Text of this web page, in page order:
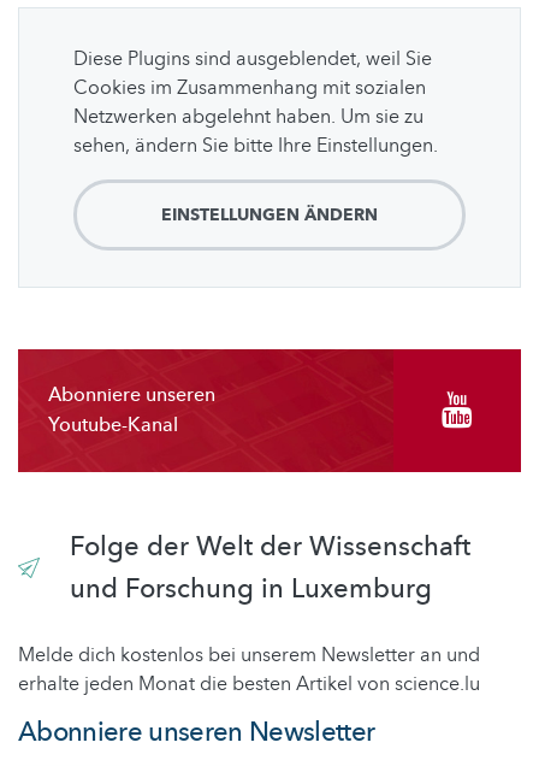
Diese Plugins sind ausgeblendet, weil Sie
Cookies im Zusammenhang mit sozialen
Netzwerken abgelehnt haben. Um sie zu
sehen, ändern Sie bitte Ihre Einstellungen.
EINSTELLUNGEN ÄNDERN
Abonniere unseren
Youtube-Kanal
Folge der Welt der Wissenschaft
und Forschung in Luxemburg
Melde dich kostenlos bei unserem Newsletter an und
erhalte jeden Monat die besten Artikel von science.lu
Abonniere unseren Newsletter